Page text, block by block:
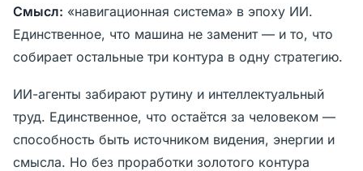
Смысл: «навигационная система» в эпоху ИИ.
Единственное, что машина не заменит — и то, что
собирает остальные три контура в одну стратегию.
ИИ-агенты забирают рутину и интеллектуальный
труд. Единственное, что остаётся за человеком —
способность быть источником видения, энергии и
смысла. Но без проработки золотого контура